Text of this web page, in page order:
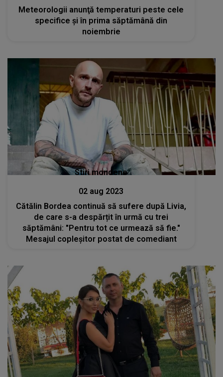
Meteorologii anunţă temperaturi peste cele
specifice şi în prima săptămână din
noiembrie
Stiri mondene
02 aug 2023
Cătălin Bordea continuă să sufere după Livia,
de care s-a despărțit în urmă cu trei
săptămâni: "Pentru tot ce urmează să fie."
Mesajul copleșitor postat de comediant